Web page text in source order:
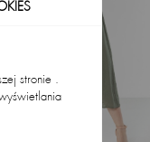
świeżości i lekkości.
wyjątkowego blasku.
Elastyczna Bawełniana
Kompromisów:
Uszyta z miękkiej i
gwarantuje pełen
stronie .